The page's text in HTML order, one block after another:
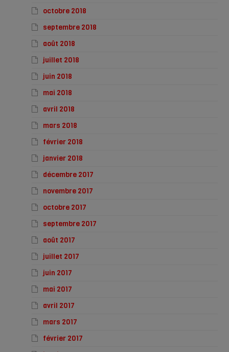
octobre 2018
septembre 2018
août 2018
juillet 2018
juin 2018
mai 2018
avril 2018
mars 2018
février 2018
janvier 2018
décembre 2017
novembre 2017
octobre 2017
septembre 2017
août 2017
juillet 2017
juin 2017
mai 2017
avril 2017
mars 2017
février 2017